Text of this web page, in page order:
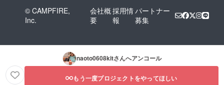
© CAMPFIRE,
Inc.
会社概
要
採用情
報
パートナー
募集
naoto0608kitさんへアンコール
もう一度プロジェクトをやってほしい